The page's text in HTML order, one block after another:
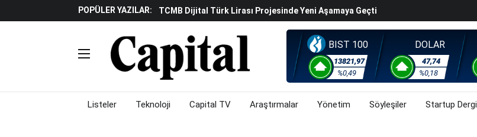
POPÜLER YAZILAR:
TCMB Dijital Türk Lirası Projesinde Yeni Aşamaya Geçti
Küresel Piyasalarda "yüksek Değerleme" Endişeleri Orta Doğu Iyimserliklerini
Gölgeliyor
Fed Ve ABD Verileri Emtia Piyasalarında Oynaklığı Artırdı
Çalışma Alanları Konser Sahnesine Dönüşüyor
Piyasalarda Gün Ortası: Borsa, Döviz Ve Altında Son Durum Ne? (3 Ağustos 2026)
BIST 100
13821,97
%0,49
DOLAR
47,74
%0,18
Listeler Teknoloji Capital TV Araştırmalar Yönetim Söyleşiler Startup Dergi